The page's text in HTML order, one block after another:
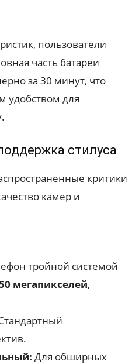
пользователи
часть батареи
за 30 минут, что
удобством для
стилуса
критики
камер и
тройной системой
мегапикселей,
Для обширных